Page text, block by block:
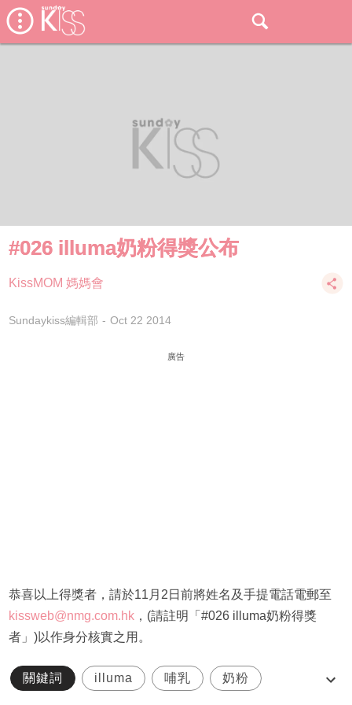
#026 illuma奶粉得獎公布
KissMOM 媽媽會
Sundaykiss編輯部 Oct 22 2014
廣告
恭喜以上得獎者，請於11月2日前將姓名及手提電話電郵至
kissweb@nmg.com.hk，(請註明「#026 illuma奶粉得獎
者」)以作身分核實之用。
關鍵詞 illuma 哺乳 奶粉